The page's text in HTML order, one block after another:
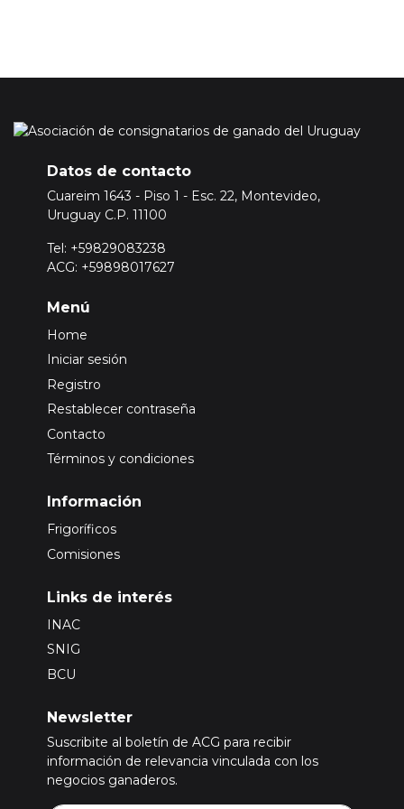
Datos de contacto
Cuareim 1643 - Piso 1 - Esc. 22, Montevideo,
Uruguay C.P. 11100
Tel: +59829083238
ACG: +59898017627
Menú
Home
Iniciar sesión
Registro
Restablecer contraseña
Contacto
Términos y condiciones
Información
Frigoríficos
Comisiones
Links de interés
INAC
SNIG
BCU
Newsletter
Suscribite al boletín de ACG para recibir
información de relevancia vinculada con los
negocios ganaderos.